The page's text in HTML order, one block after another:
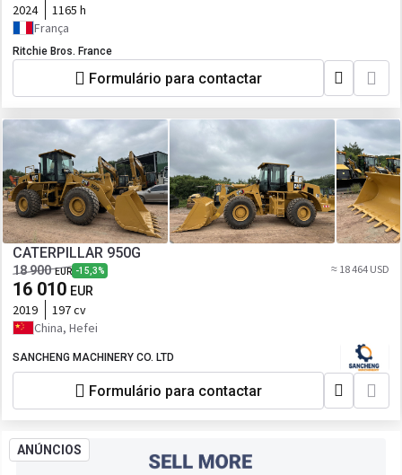
2024
1165 h
França
Ritchie Bros. France
Formulário para contactar
CATERPILLAR 950G
18 900 EUR -15,3%
16 010 EUR
≈ 18 464 USD
2019
197 cv
China, Hefei
SANCHENG MACHINERY CO. LTD
Formulário para contactar
ANÚNCIOS